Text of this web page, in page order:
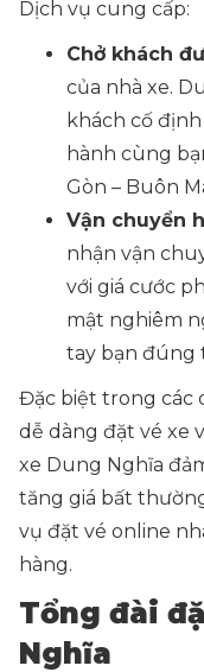
Dịch vụ cung cấp:
Chở khách
của nhà xe.
khách cố
hành cùng
Gòn – Buôn
Vận chuyển
nhận vận
với giá cước
mật nghiêm
tay bạn đúng
Đặc biệt trong các
dễ dàng đặt vé xe
xe Dung Nghĩa
tăng giá bất
vụ đặt vé online
hàng.
Tổng đài
Nghĩa